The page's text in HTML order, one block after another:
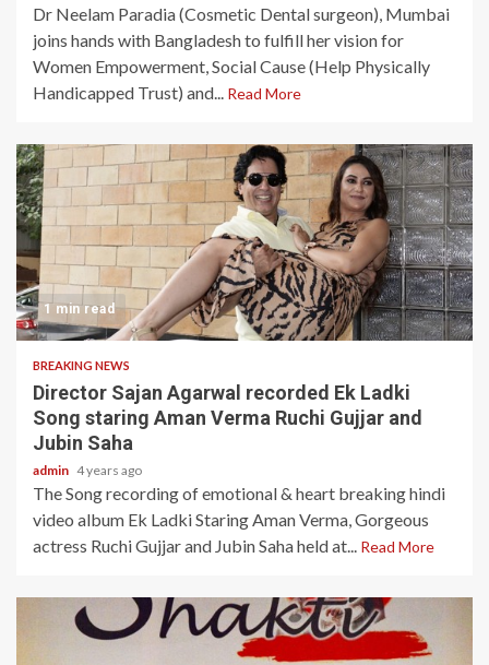
Dr Neelam Paradia (Cosmetic Dental surgeon), Mumbai
joins hands with Bangladesh to fulfill her vision for
Women Empowerment, Social Cause (Help Physically
Handicapped Trust) and... Read More
1 min read
BREAKING NEWS
Director Sajan Agarwal recorded Ek Ladki
Song staring Aman Verma Ruchi Gujjar and
Jubin Saha
admin 4 years ago
The Song recording of emotional & heart breaking hindi
video album Ek Ladki Staring Aman Verma, Gorgeous
actress Ruchi Gujjar and Jubin Saha held at... Read More